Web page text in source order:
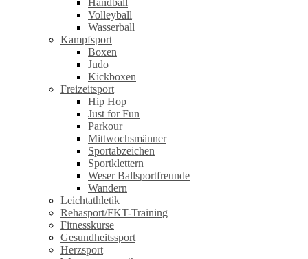
Volleyball
Wasserball
Kampfsport
Boxen
Judo
Kickboxen
Freizeitsport
Hip Hop
Just for Fun
Parkour
Mittwochsmänner
Sportabzeichen
Sportklettern
Weser Ballsportfreunde
Wandern
Leichtathletik
Rehasport/FKT-Training
Fitnesskurse
Gesundheitssport
Herzsport